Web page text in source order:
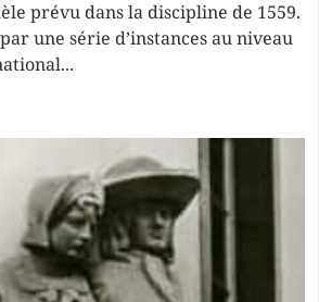
prévu dans la discipline de 1559.
une série d’instances au niveau